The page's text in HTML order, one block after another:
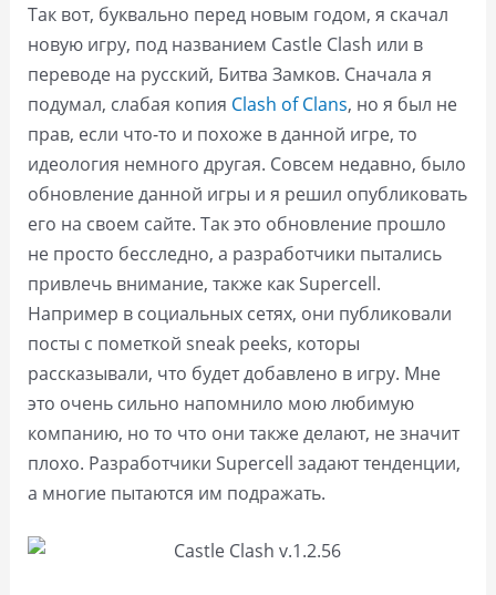
Так вот, буквально перед новым годом, я скачал
новую игру, под названием Castle Clash или в
переводе на русский, Битва Замков. Сначала я
подумал, слабая копия Clash of Clans, но я был не
прав, если что-то и похоже в данной игре, то
идеология немного другая. Совсем недавно, было
обновление данной игры и я решил опубликовать
его на своем сайте. Так это обновление прошло
не просто бесследно, а разработчики пытались
привлечь внимание, также как Supercell.
Например в социальных сетях, они публиковали
посты с пометкой sneak peeks, которы
рассказывали, что будет добавлено в игру. Мне
это очень сильно напомнило мою любимую
компанию, но то что они также делают, не значит
плохо. Разработчики Supercell задают тенденции,
а многие пытаются им подражать.